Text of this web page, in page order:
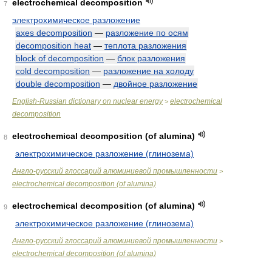
7
electrochemical decomposition
электрохимическое разложение
axes decomposition — разложение по осям
decomposition heat — теплота разложения
block of decomposition — блок разложения
cold decomposition — разложение на холоду
double decomposition — двойное разложение
English-Russian dictionary on nuclear energy> electrochemical
decomposition
8
electrochemical decomposition (of alumina)
электрохимическое разложение (глинозема)
Англо-русский глоссарий алюминиевой промышленности >
electrochemical decomposition (of alumina)
9
electrochemical decomposition (of alumina)
электрохимическое разложение (глинозема)
Англо-русский глоссарий алюминиевой промышленности >
electrochemical decomposition (of alumina)